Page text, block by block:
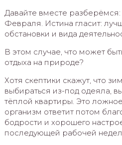
Давайте вместе разберёмся:
Февраля. Истина гласит:
обстановки и вида
В этом случае, что может
отдыха на природе?
Хотя скептики скажут, что
выбираться из-под одеяла,
тёплой квартиры. Это
организм ответит потом
бодрости и хорошего
последующей рабочей